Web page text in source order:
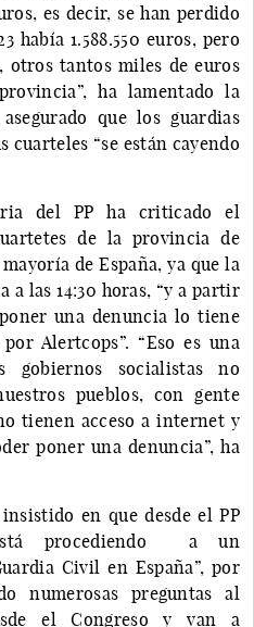
es decir, se han perdido
había 1.588.550 euros, pero
otros tantos miles de euros
ha lamentado la
que los guardias
cuarteles “se están cayendo
del PP ha criticado el
de la provincia de
de España, ya que la
las 14:30 horas, “y a partir
una denuncia lo tiene
Alertcops”. “Eso es una
gobiernos socialistas no
pueblos, con gente
tienen acceso a internet y
poner una denuncia”, ha
en que desde el PP
procediendo a un
Civil en España”, por
numerosas preguntas al
el Congreso y van a